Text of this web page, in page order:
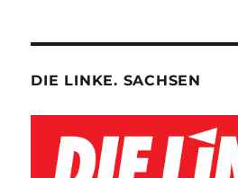
DIE LINKE. SACHSEN